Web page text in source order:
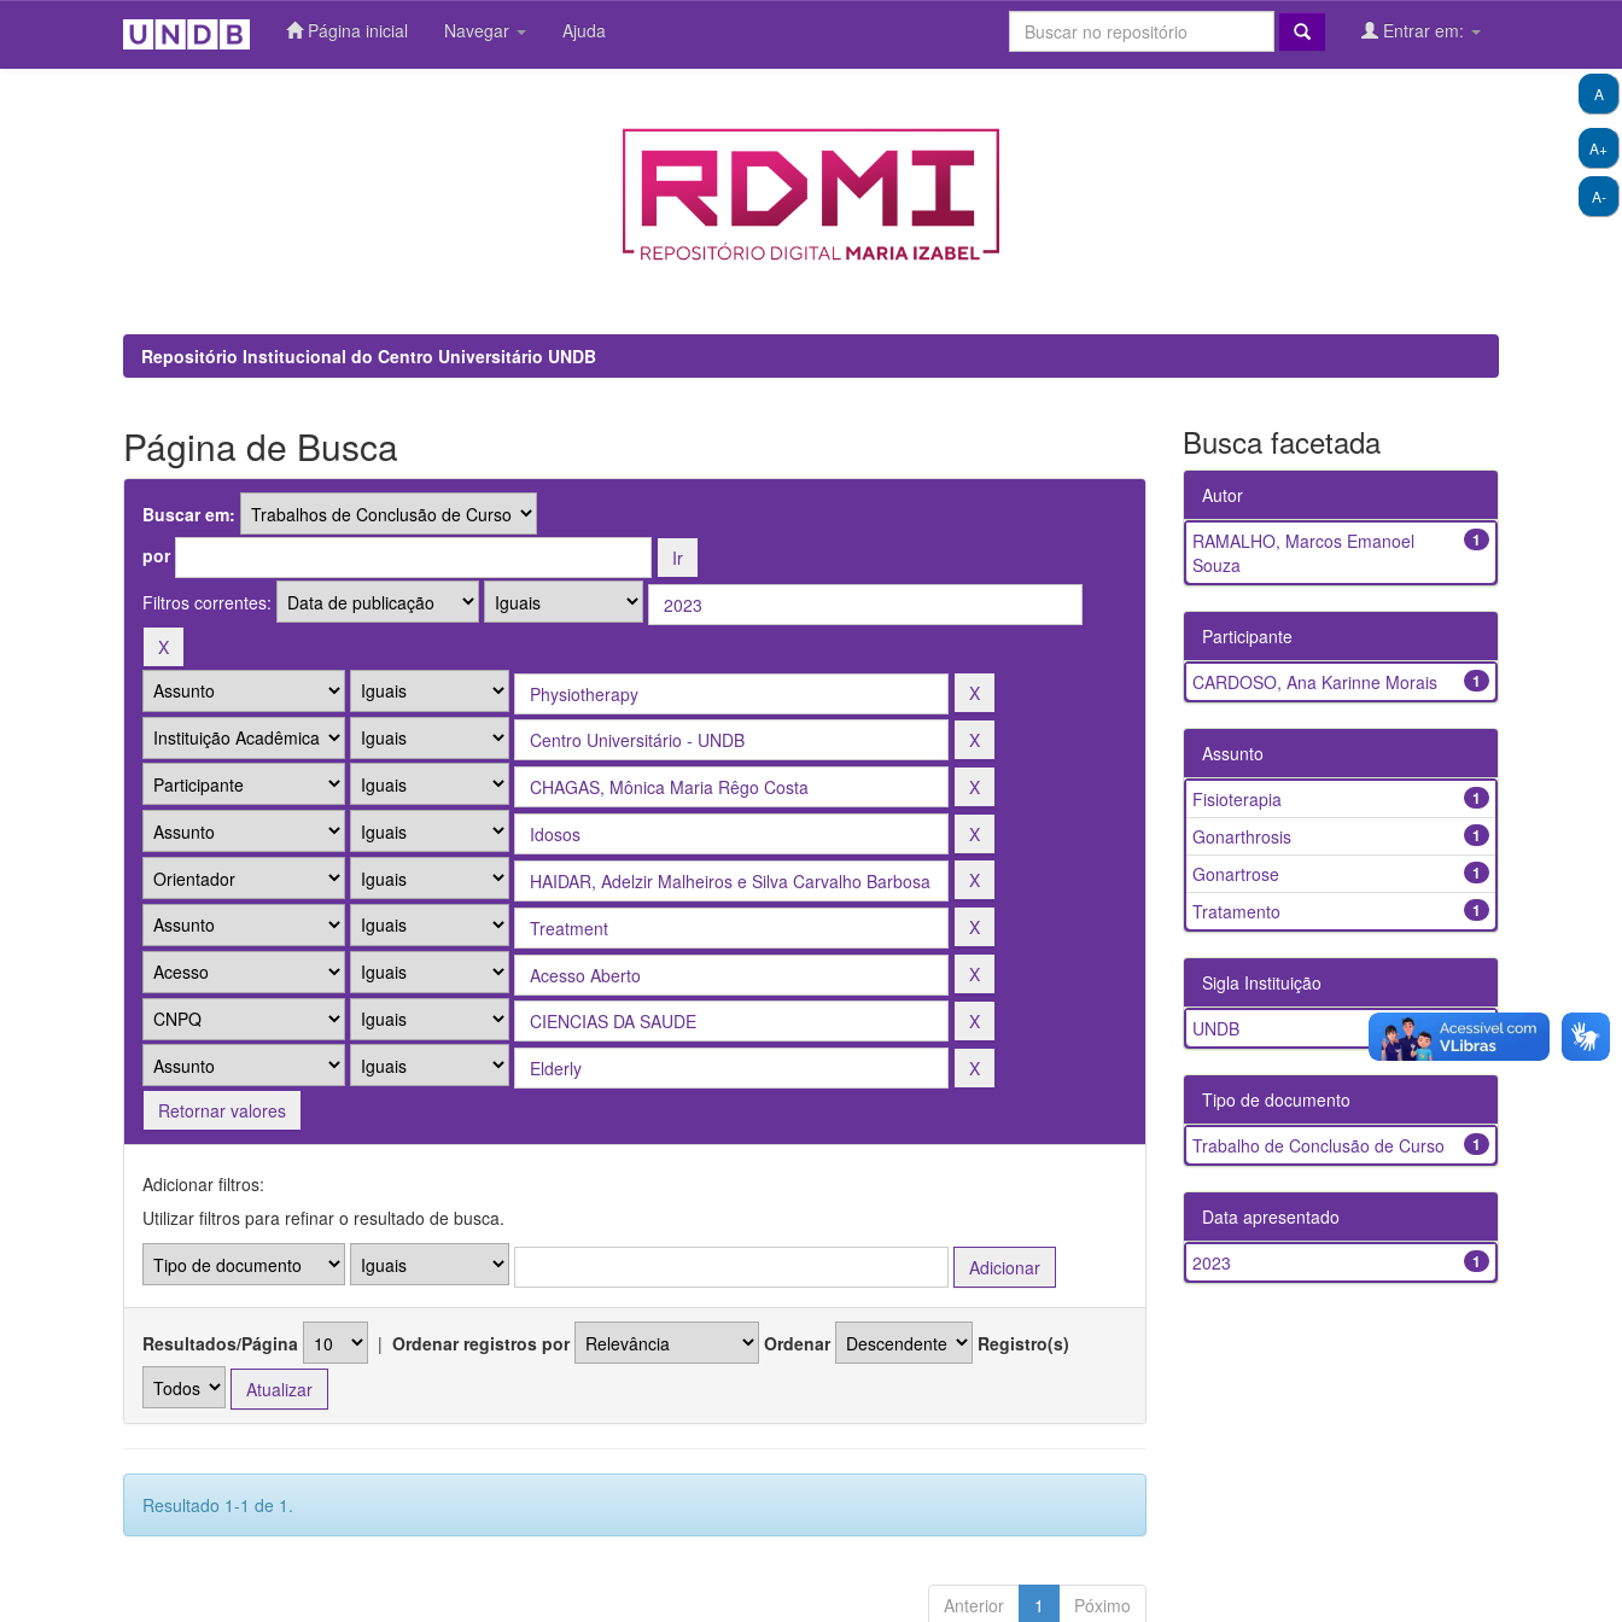
Página inicial Navegar Ajuda Entrar em:
A+
A-
A
Repositório Institucional do Centro Universitário UNDB
Página de Busca
Buscar em:
por
Filtros correntes:
Retornar valores
Adicionar filtros:
Utilizar filtros para refinar o resultado de busca.
Resultados/Página | Ordenar registros por Ordenar Registro(s)
Resultado 1-1 de 1.
Anterior 1 Póximo
Busca facetada
Autor
1
RAMALHO, Marcos Emanoel
Souza
Participante
1
CARDOSO, Ana Karinne Morais
Assunto
1
Fisioterapia
1
Gonarthrosis
1
Gonartrose
1
Tratamento
Sigla Instituição
1
UNDB
Tipo de documento
1
Trabalho de Conclusão de Curso
Data apresentado
1
2023